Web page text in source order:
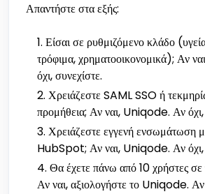
Απαντήστε στα εξής:
Είσαι σε ρυθμιζόμενο κλάδο
τρόφιμα, χρηματοοικονομικά); Αν
όχι, συνεχίστε.
Χρειάζεστε SAML SSO ή
προμήθεια; Αν ναι, Uniqode. Αν όχι,
Χρειάζεστε εγγενή
HubSpot; Αν ναι, Uniqode. Αν όχι,
Θα έχετε πάνω από 10 χρήστες σε
Αν ναι, αξιολογήστε το Uniqode. Αν